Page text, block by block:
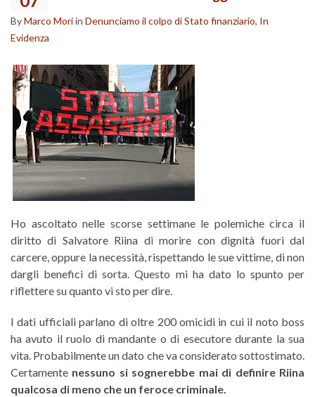
ByMarco Moriin Denunciamo il colpo di Stato finanziario, In
Evidenza
Ho ascoltato nelle scorse settimane le polemiche circa il
diritto di Salvatore Riina di morire con dignità fuori dal
carcere, oppure la necessità, rispettando le sue vittime, di non
dargli benefici di sorta. Questo mi ha dato lo spunto per
riflettere su quanto vi sto per dire.
I dati ufficiali parlano di oltre 200 omicidi in cui il noto boss
ha avuto il ruolo di mandante o di esecutore durante la sua
vita. Probabilmente un dato che va considerato sottostimato.
Certamente nessuno si sognerebbe mai di definire Riina
qualcosa di meno che un feroce criminale.